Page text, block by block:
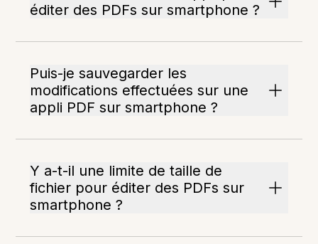
éditer des PDFs sur smartphone ?
Puis-je sauvegarder les
modifications effectuées sur une
appli PDF sur smartphone ?
Y a-t-il une limite de taille de
fichier pour éditer des PDFs sur
smartphone ?